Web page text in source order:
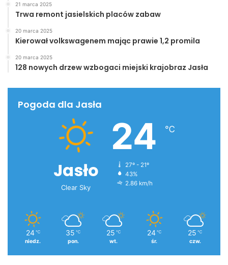
21 marca 2025
Trwa remont jasielskich placów zabaw
20 marca 2025
Kierował volkswagenem mając prawie 1,2 promila
20 marca 2025
128 nowych drzew wzbogaci miejski krajobraz Jasła
Pogoda dla Jasła
Jasło
Clear Sky
24 ℃
27º - 21º
43%
2.86 km/h
24 ℃
niedz.
35 ℃
pon.
25 ℃
wt.
24 ℃
śr.
25 ℃
czw.